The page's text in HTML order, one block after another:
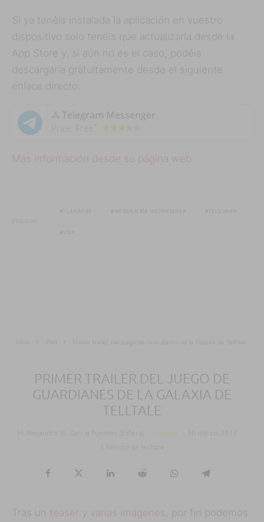
Si ya tenéis instalada la aplicación en vuestro
dispositivo solo tenéis que actualizarla desde la
App Store y, si aún no es el caso, podéis
descargarla gratuitamente desde el siguiente
enlace directo:
‎Telegram Messenger
Más información desde su página web
ETIQUETAS
LLAMADAS MENSAJERÍA INSTANTÁNEA TELEGRAM
Primer trailer del juego de Guardianes de la Galaxia de Telltale
PRIMER TRAILER DEL JUEGO DE
GUARDIANES DE LA GALAXIA DE
TELLTALE
Juegos
Tras un teaser y varias imágenes
, por fin podemos